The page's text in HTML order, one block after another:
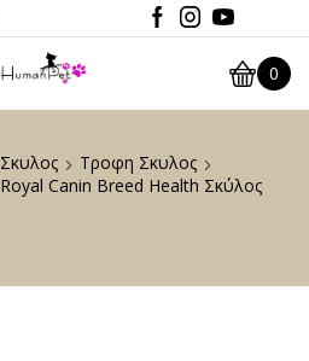
0
Σκυλος
Τροφη Σκυλος
Royal Canin Breed Health Σκύλος